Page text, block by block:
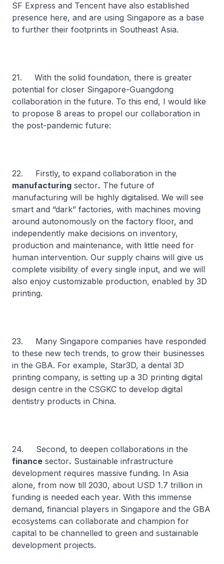
SF Express and Tencent have also established
presence here, and are using Singapore as a base
to further their footprints in Southeast Asia.
21. With the solid foundation, there is greater
potential for closer Singapore-Guangdong
collaboration in the future. To this end, I would like
to propose 8 areas to propel our collaboration in
the post-pandemic future:
22. Firstly, to expand collaboration in the
manufacturing sector. The future of
manufacturing will be highly digitalised. We will see
smart and “dark” factories, with machines moving
around autonomously on the factory floor, and
independently make decisions on inventory,
production and maintenance, with little need for
human intervention. Our supply chains will give us
complete visibility of every single input, and we will
also enjoy customizable production, enabled by 3D
printing.
23. Many Singapore companies have responded
to these new tech trends, to grow their businesses
in the GBA. For example, Star3D, a dental 3D
printing company, is setting up a 3D printing digital
design centre in the CSGKC to develop digital
dentistry products in China.
24. Second, to deepen collaborations in the
finance sector. Sustainable infrastructure
development requires massive funding. In Asia
alone, from now till 2030, about USD 1.7 trillion in
funding is needed each year. With this immense
demand, financial players in Singapore and the GBA
ecosystems can collaborate and champion for
capital to be channelled to green and sustainable
development projects.